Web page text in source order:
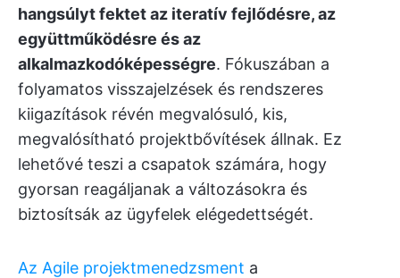
hangsúlyt fektet az iteratív fejlődésre, az
együttműködésre és az
alkalmazkodóképességre. Fókuszában a
folyamatos visszajelzések és rendszeres
kiigazítások révén megvalósuló, kis,
megvalósítható projektbővítések állnak. Ez
lehetővé teszi a csapatok számára, hogy
gyorsan reagáljanak a változásokra és
biztosítsák az ügyfelek elégedettségét.
Az Agile projektmenedzsment a